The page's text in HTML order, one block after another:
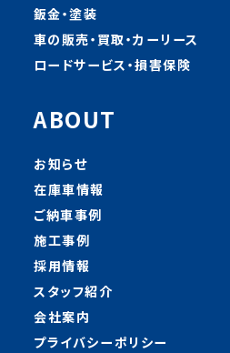
鈑金・塗装
車の販売・買取・カーリース
ロードサービス・損害保険
ABOUT
お知らせ
在庫車情報
ご納車事例
施工事例
採用情報
スタッフ紹介
会社案内
プライバシーポリシー